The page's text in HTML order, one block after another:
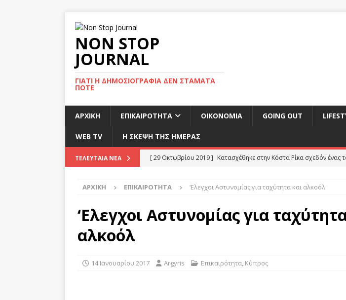
NON STOP
JOURNAL
ΓΙΑΤΊ Η ΔΗΜΟΣΙΟΓΡΑΦΊΑ ΔΕΝ ΣΤΑΜΑΤΆ
ΠΟΤΈ
ΑΡΧΙΚΉ ΕΠΙΚΑΙΡΌΤΗΤΑ ΟΙΚΟΝΟΜΊΑ GOING OUT
WEB TV Η ΣΚΕΨΗ ΤΗΣ ΗΜΕΡΑΣ
ΤΕΛΕΥΤΑΊΑ ΝΈΑ [ 29 Οκτωβρίου 2019 ] Κατασχέθηκε στην Κόστα Ρίκα σχεδόν ένας
[ 29 Οκτωβρίου 2019 ] Ήττα Τζόνσον στην πρόταση για εκλογές και
κάλπη στις 12 Δεκεμβρίου
[ 29 Οκτωβρίου 2019 ]
Στο ΓΝ Λευκωσίας 13χρονη μετά από
[ 29 Οκτωβρίου 2019 ]
Ισχυρή σεισμική δόνηση στο νότιο τμήμα
ΑΡΧΙΚΉ ΕΠΙΚΑΙΡΌΤΗΤΑ ‘Eλεγχοι Αστυνομίας για ταχύτητα και αλκοόλ
‘Eλεγχοι Αστυνομίας για
αλκοόλ
14 Ιανουαρίου 2017 Argyris Επικαιρότητα, Κύπρος